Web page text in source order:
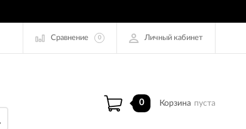
Сравнение 0 Личный кабинет
0 Корзина пуста